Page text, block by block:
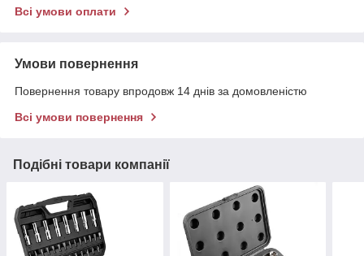
Всі умови оплати
Умови повернення
Повернення товару впродовж 14 днів за домовленістю
Всі умови повернення
Подібні товари компанії